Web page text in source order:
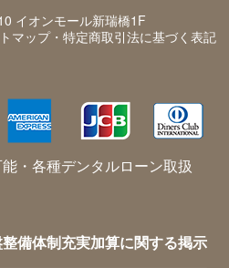
イオンモール新瑞橋1F
マップ・特定商取引法に基づく表記
・各種デンタルローン取扱
備体制充実加算に関する掲示